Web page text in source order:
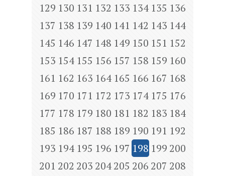
129 130 131 132 133 134 135 136
137 138 139 140 141 142 143 144
145 146 147 148 149 150 151 152
153 154 155 156 157 158 159 160
161 162 163 164 165 166 167 168
169 170 171 172 173 174 175 176
177 178 179 180 181 182 183 184
185 186 187 188 189 190 191 192
193 194 195 196 197 198 199 200
201 202 203 204205 206 207 208